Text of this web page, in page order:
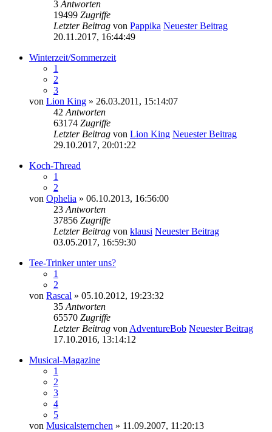
3 Antworten
19499 Zugriffe
Letzter Beitrag von Pappika Neuester Beitrag
20.11.2017, 16:44:49
Winterzeit/Sommerzeit
1
2
3
von Lion King » 26.03.2011, 15:14:07
42 Antworten
63174 Zugriffe
Letzter Beitrag von Lion King Neuester Beitrag
29.10.2017, 20:01:22
Koch-Thread
1
2
von Ophelia » 06.10.2013, 16:56:00
23 Antworten
37856 Zugriffe
Letzter Beitrag von klausi Neuester Beitrag
03.05.2017, 16:59:30
Tee-Trinker unter uns?
1
2
von Rascal » 05.10.2012, 19:23:32
35 Antworten
65570 Zugriffe
Letzter Beitrag von AdventureBob Neuester Beitrag
17.10.2016, 13:14:12
Musical-Magazine
1
2
3
4
5
von Musicalsternchen » 11.09.2007, 11:20:13